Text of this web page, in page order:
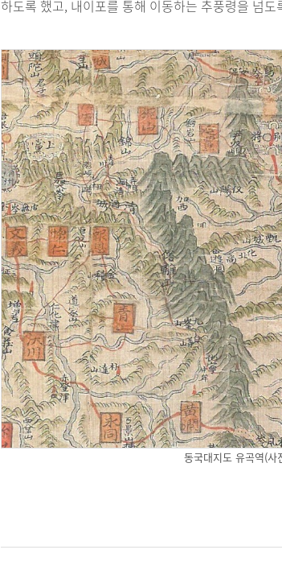
하도록 했고, 내이포를 통해 이동하는 추풍령을 넘도
동국대지도 유곡역(사